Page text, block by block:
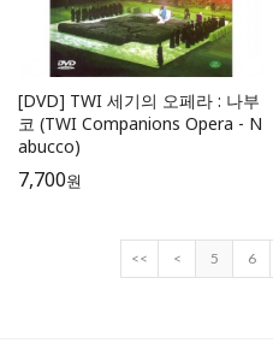
[DVD] TWI 세기의 오페라 : 나부
코 (TWI Companions Opera - N
abucco)
7,700원
<< < 5 6